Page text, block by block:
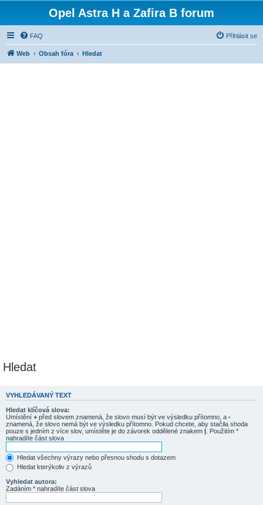
Opel Astra H a Zafira B forum
FAQ Přihlásit se
Web Obsah fóra Hledat
Hledat
VYHLEDÁVANÝ TEXT
Hledat klíčová slova:
Umístění + před slovem znamená, že slovo musí být ve výsledku přítomno, a -
znamená, že slovo nemá být ve výsledku přítomno. Pokud chcete, aby stačila shoda
pouze s jedním z více slov, umístěte je do závorek oddělené znakem | . Použitím *
nahradíte část slova
Hledat všechny výrazy nebo přesnou shodu s dotazem
Hledat kterýkoliv z výrazů
Vyhledat autora:
Zadáním * nahradíte část slova